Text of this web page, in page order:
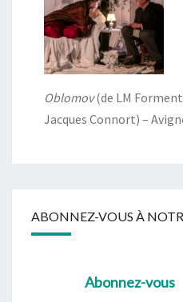
Oblomov(de LM
Jacques Connort) –
ABONNEZ-VOUS À
Abonnez-vous